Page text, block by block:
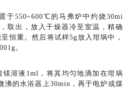
于550~600℃的马弗炉中灼烧30mi
取出，放入干燥器冷至室温，精确
恒重。然后将试样5g放入坩埚中，
。
镁溶液1ml，将其均匀地滴加在坩埚
沸的水浴器上30min，再于电炉或煤